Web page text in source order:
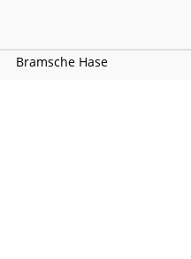
Bramsche Hase